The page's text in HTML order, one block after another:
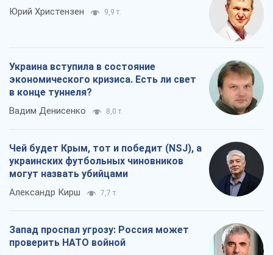
Юрий Христензен 9,9 т.
Украина вступила в состояние
экономического кризиса. Есть ли свет
в конце туннеля?
Вадим Денисенко 8,0 т.
Чей будет Крым, тот и победит (NSJ), а
украинских футбольных чиновников
могут назвать убийцами
Александр Кирш 7,7 т.
Запад проспал угрозу: Россия может
проверить НАТО войной